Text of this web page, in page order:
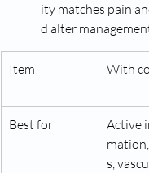
ity matches pain
d alter
Item With
Best for
Active
s,